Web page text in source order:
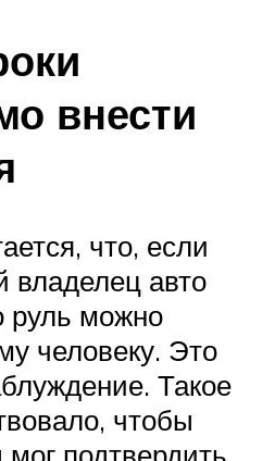
внести
что, если
владелец авто
руль можно
человеку. Это
Такое
чтобы